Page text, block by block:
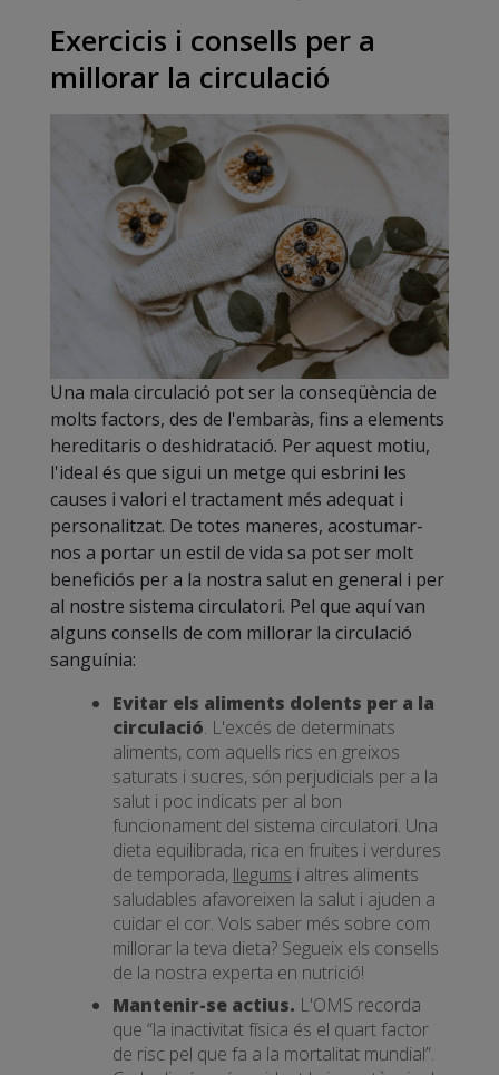
Exercicis i consells per a
millorar la circulació
Una mala circulació pot ser la conseqüència de
molts factors, des de l'embaràs, fins a elements
hereditaris o deshidratació. Per aquest motiu,
l'ideal és que sigui un metge qui esbrini les
causes i valori el tractament més adequat i
personalitzat. De totes maneres, acostumar-
nos a portar un estil de vida sa pot ser molt
beneficiós per a la nostra salut en general i per
al nostre sistema circulatori. Pel que aquí van
alguns consells de com millorar la circulació
sanguínia:
Evitar els aliments dolents per a la
circulació. L'excés de determinats
aliments, com aquells rics en greixos
saturats i sucres, són perjudicials per a la
salut i poc indicats per al bon
funcionament del sistema circulatori. Una
dieta equilibrada, rica en fruites i verdures
de temporada, llegums i altres aliments
saludables afavoreixen la salut i ajuden a
cuidar el cor. Vols saber més sobre com
millorar la teva dieta? Segueix els consells
de la nostra experta en nutrició!
Mantenir-se actius. L'OMS recorda
que “la inactivitat física és el quart factor
de risc pel que fa a la mortalitat mundial”.